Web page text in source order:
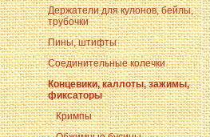
Держатели для кулонов, бейлы,
трубочки
Пины, штифты
Соединительные колечки
Концевики, каллоты, зажимы,
фиксаторы
Кримпы